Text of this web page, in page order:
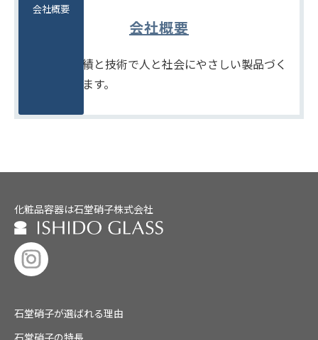
会社概要
たしかな実績と技術で人と社会にやさしい製品づく
りをめざします。
会社概要
化粧品容器は石堂硝子株式会社
石堂硝子が選ばれる理由
石堂硝子の特長